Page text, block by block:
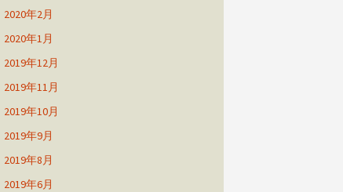
2020年2月
2020年1月
2019年12月
2019年11月
2019年10月
2019年9月
2019年8月
2019年6月